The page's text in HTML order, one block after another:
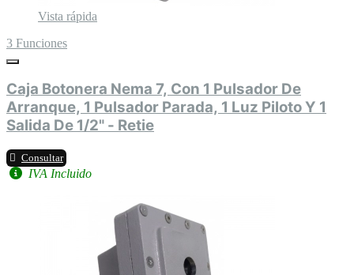
Vista rápida
3 Funciones
Caja Botonera Nema 7, Con 1 Pulsador De
Arranque, 1 Pulsador Parada, 1 Luz Piloto Y 1
Salida De 1/2" - Retie
Consultar
IVA Incluido